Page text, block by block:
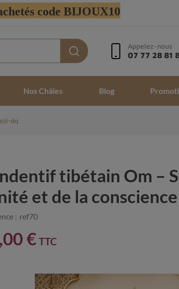
code BIJOUX10
Appelez-nous
07 77 28 81
Nos Châles Blog
dq
tibétain Om –
et de la conscience
: ref70
€ TTC